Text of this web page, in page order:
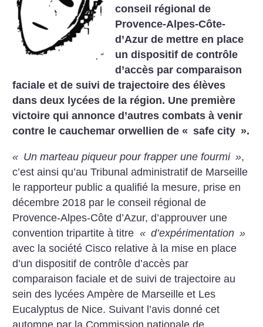
conseil régional de
Provence-Alpes-Côte-
d’Azur de mettre en place
un dispositif de contrôle
d’accès par comparaison
faciale et de suivi de trajectoire des élèves
dans deux lycées de la région. Une première
victoire qui annonce d’autres combats à venir
contre le cauchemar orwellien de « safe city ».
« Un marteau piqueur pour frapper une fourmi »,
c’est ainsi qu’au Tribunal administratif de Marseille
le rapporteur public a qualifié la mesure, prise en
décembre 2018 par le conseil régional de
Provence-Alpes-Côte d’Azur, d’approuver une
convention tripartite à titre« d’expérimentation »
avec la société Cisco relative à la mise en place
d’un dispositif de contrôle d’accès par
comparaison faciale et de suivi de trajectoire au
sein des lycées Ampère de Marseille et Les
Eucalyptus de Nice. Suivant l’avis donné cet
automne par la Commission nationale de